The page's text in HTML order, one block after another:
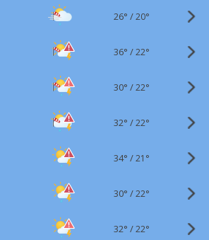
26° /20°
36° /22°
30° /22°
32° /22°
34° /21°
30° /22°
32° /22°